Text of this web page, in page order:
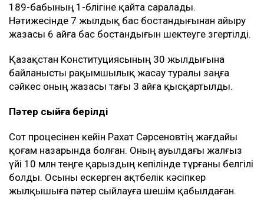
189-бабының 1-бөлігіне қайта саралады.
Нәтижесінде 7 жылдық бас бостандығынан айыру
жазасы 6 айға бас бостандығын шектеуге өзгертілді.
Қазақстан Конституциясының 30 жылдығына
байланысты рақымшылық жасау туралы заңға
сәйкес оның жазасы тағы 3 айға қысқартылды.
Пәтер сыйға берілді
Сот процесінен кейін Рахат Сәрсеновтің жағдайы
қоғам назарында болған. Оның ауылдағы жалғыз
үйі 10 млн теңге қарыздың кепілінде тұрғаны белгілі
болды. Осыны ескерген ақтөбелік кәсіпкер
жылқышыға пәтер сыйлауға шешім қабылдаған.